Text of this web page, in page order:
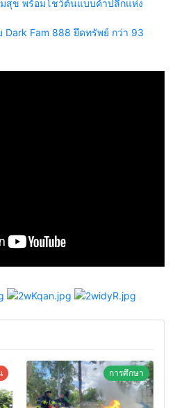
สุข พร้อมโชว์ต้นแบบค้าปลีกแห่ง
Dark Fam 888 ยึดทรัพย์ กว่า 93
การศึกษา